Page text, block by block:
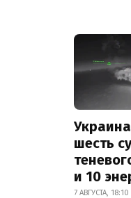
шесть
и 10
7 АВГУСТА, 18:10